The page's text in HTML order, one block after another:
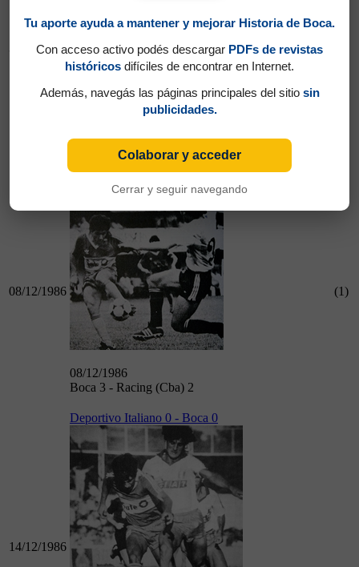
30/11/1986
30/11/1986
Estudiantes (LP) 0 - Boca 3
08/12/1986
Boca 3 - Racing (Cba) 2
08/12/1986
Boca 3 - Racing (Cba) 2
(1)
14/12/1986
Deportivo Italiano 0 - Boca 0
Tu aporte ayuda a mantener y mejorar Historia de Boca.
Con acceso activo podés descargar PDFs de revistas
históricos difíciles de encontrar en Internet.
Además, navegás las páginas principales del sitio sin
publicidades.
Colaborar y acceder
Cerrar y seguir navegando